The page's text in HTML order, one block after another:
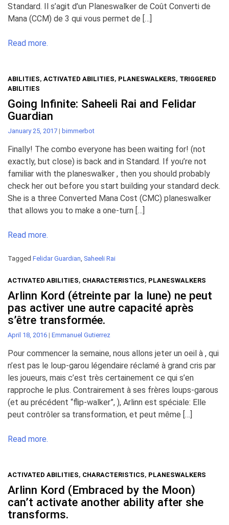
Standard. Il s’agit d’un Planeswalker de Coût Converti de
Mana (CCM) de 3 qui vous permet de […]
Read more.
ABILITIES, ACTIVATED ABILITIES, PLANESWALKERS, TRIGGERED
ABILITIES
Going Infinite: Saheeli Rai and Felidar
Guardian
January 25, 2017 | bimmerbot
Finally! The combo everyone has been waiting for! (not
exactly, but close) is back and in Standard. If you’re not
familiar with the planeswalker , then you should probably
check her out before you start building your standard deck.
She is a three Converted Mana Cost (CMC) planeswalker
that allows you to make a one-turn […]
Read more.
Tagged Felidar Guardian, Saheeli Rai
ACTIVATED ABILITIES, CHARACTERISTICS, PLANESWALKERS
Arlinn Kord (étreinte par la lune) ne peut
pas activer une autre capacité après
s’être transformée.
April 18, 2016 | Emmanuel Gutierrez
Pour commencer la semaine, nous allons jeter un oeil à , qui
n’est pas le loup-garou légendaire réclamé à grand cris par
les joueurs, mais c’est très certainement ce qui s’en
rapproche le plus. Contrairement à ses frères loups-garous
(et au précédent “flip-walker”, ), Arlinn est spéciale: Elle
peut contrôler sa transformation, et peut même […]
Read more.
ACTIVATED ABILITIES, CHARACTERISTICS, PLANESWALKERS
Arlinn Kord (Embraced by the Moon)
can’t activate another ability after she
transforms.